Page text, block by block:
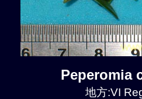
Peperomia
地方:VI